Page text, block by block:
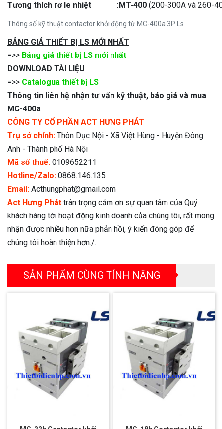
Thông số kỹ thuật contactor khởi động từ MC-400a 3P Ls
Tương thích rơ le nhiệt
: MT-400 (200-300A và 260-
BẢNG GIÁ THIẾT BỊ LS MỚI NHẤT
=>> Bảng giá thiết bị LS mới nhất
DOWNLOAD TÀI LIỆU
=>> Catalogua thiết bị LS
Thông tin liên hệ nhận tư vấn kỹ thuật, báo giá và mua
MC-400a
CÔNG TY CỔ PHẦN ACT HƯNG PHÁT
Trụ sở chính: Thôn Dục Nội - Xã Việt Hùng - Huyện Đông
Anh - Thành phố Hà Nội
Mã số thuế: 0109652211
Hotline/Zalo: 0868.146.135
Email: Acthungphat@gmail.com
Act Hưng Phát trân trọng cảm ơn sự quan tâm của Quý
khách hàng tới hoạt động kinh doanh của chúng tôi, rất mong
nhận được nhiều hơn nữa phản hồi, ý kiến đóng góp để
chúng tôi hoàn thiện hơn./.
SẢN PHẨM CÙNG TÍNH NĂNG